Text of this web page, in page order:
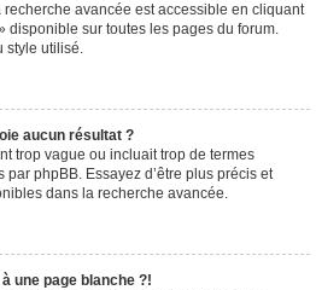
avancée est accessible en cliquant
disponible sur toutes les pages du forum.
style utilisé.
aucun résultat ?
trop vague ou incluait trop de termes
phpBB. Essayez d’être plus précis et
dans la recherche avancée.
une page blanche ?!